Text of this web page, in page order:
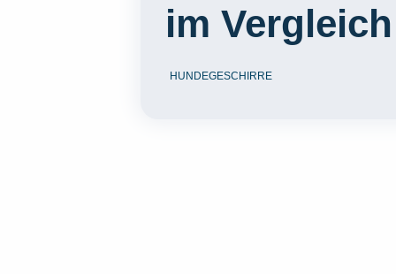
im Vergleich
HUNDEGESCHIRRE